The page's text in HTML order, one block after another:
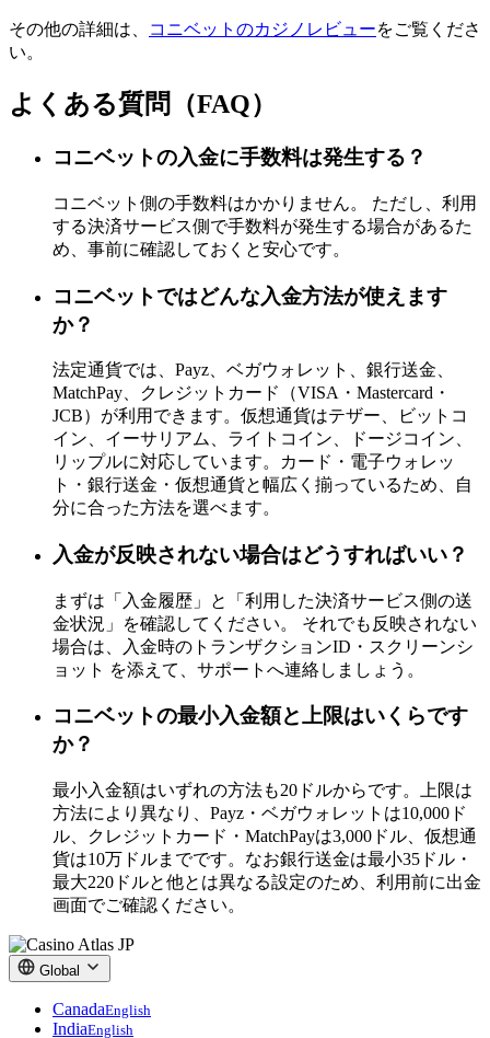
その他の詳細は、 コニベットのカジノレビューをご覧くださ
い。
よくある質問（FAQ）
コニベットの入金に手数料は発生する？
コニベット側の手数料はかかりません。 ただし、利用
する決済サービス側で手数料が発生する場合があるた
め、事前に確認しておくと安心です。
コニベットではどんな入金方法が使えます
か？
法定通貨では、Payz、ベガウォレット、銀行送金、
MatchPay、クレジットカード（VISA・Mastercard・
JCB）が利用できます。仮想通貨はテザー、ビットコ
イン、イーサリアム、ライトコイン、ドージコイン、
リップルに対応しています。カード・電子ウォレッ
ト・銀行送金・仮想通貨と幅広く揃っているため、自
分に合った方法を選べます。
入金が反映されない場合はどうすればいい？
まずは「入金履歴」と「利用した決済サービス側の送
金状況」を確認してください。 それでも反映されない
場合は、入金時のトランザクションID・スクリーンシ
ョット を添えて、サポートへ連絡しましょう。
コニベットの最小入金額と上限はいくらです
か？
最小入金額はいずれの方法も20ドルからです。上限は
方法により異なり、Payz・ベガウォレットは10,000ド
ル、クレジットカード・MatchPayは3,000ドル、仮想通
貨は10万ドルまでです。なお銀行送金は最小35ドル・
最大220ドルと他とは異なる設定のため、利用前に出金
画面でご確認ください。
Global
CanadaEnglish
IndiaEnglish